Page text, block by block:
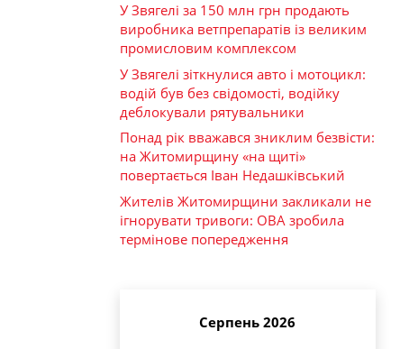
У Звягелі за 150 млн грн продають
виробника ветпрепаратів із великим
промисловим комплексом
У Звягелі зіткнулися авто і мотоцикл:
водій був без свідомості, водійку
деблокували рятувальники
Понад рік вважався зниклим безвісти:
на Житомирщину «на щиті»
повертається Іван Недашківський
Жителів Житомирщини закликали не
ігнорувати тривоги: ОВА зробила
термінове попередження
Серпень 2026